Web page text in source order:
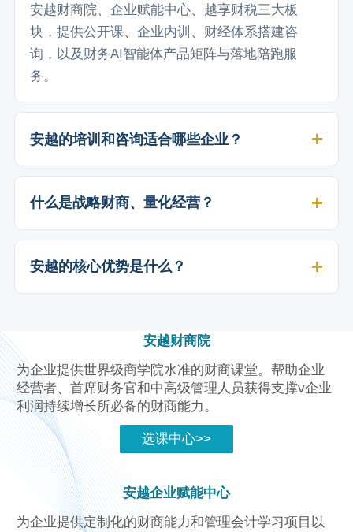
安越财商院、企业赋能中心、越享财税三大板
块，提供公开课、企业内训、财经体系搭建咨
询，以及财务AI智能体产品矩阵与落地陪跑服
务。
安越的培训和咨询适合哪些企业？
什么是战略财商、量化经营？
安越的核心优势是什么？
安越财商院
为企业提供世界级商学院水准的财商课堂。帮助企业
经营者、首席财务官和中高级管理人员获得支撑v企业
利润持续增长所必备的财商能力。
选课中心>>
安越企业赋能中心
为企业提供定制化的财商能力和管理会计学习项目以